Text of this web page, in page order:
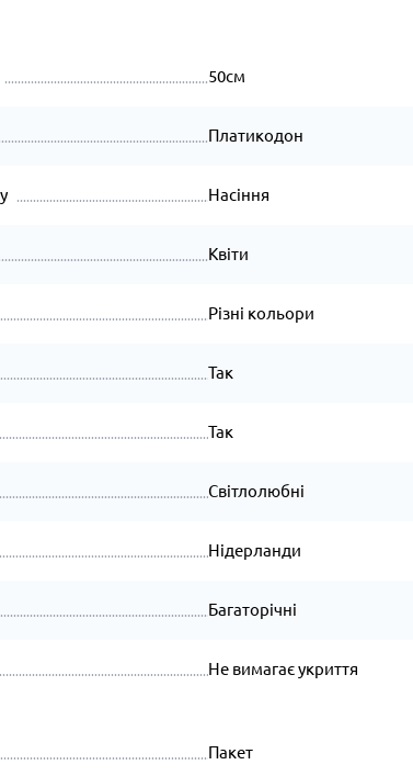
50см
Платикодон
Насіння
Квіти
Різні кольори
Так
Так
Світлолюбні
Нідерланди
Багаторічні
Не вимагає укриття
Пакет